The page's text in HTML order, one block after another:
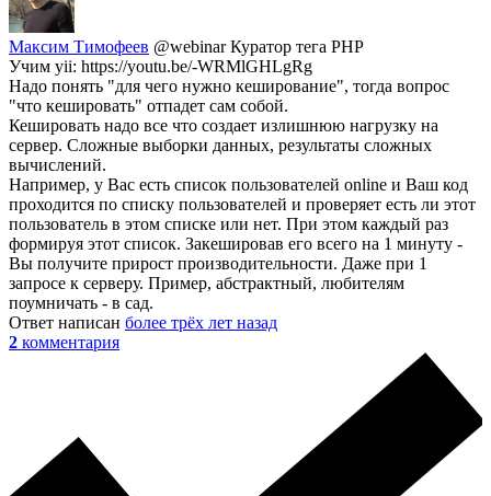
Максим Тимофеев @webinarКуратор тега PHP
Учим yii: https://youtu.be/-WRMlGHLgRg
Надо понять "для чего нужно кеширование", тогда вопрос
"что кешировать" отпадет сам собой.
Кешировать надо все что создает излишнюю нагрузку на
сервер. Сложные выборки данных, результаты сложных
вычислений.
Например, у Вас есть список пользователей online и Ваш код
проходится по списку пользователей и проверяет есть ли этот
пользователь в этом списке или нет. При этом каждый раз
формируя этот список. Закешировав его всего на 1 минуту -
Вы получите прирост производительности. Даже при 1
запросе к серверу. Пример, абстрактный, любителям
поумничать - в сад.
Ответ написан более трёх лет назад
2 комментария